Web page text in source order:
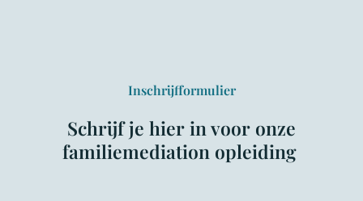
Inschrijfformulier
Schrijf je hier in voor onze
familiemediation opleiding